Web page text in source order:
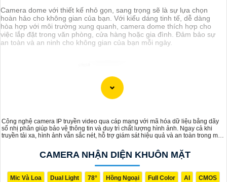
Camera dome với thiết kế nhỏ gọn, sang trọng sẽ là sự lựa chọn
hoàn hảo cho không gian của bạn. Với kiểu dáng tinh tế, dễ dàng
hòa hợp với môi trường xung quanh, camera dome thích hợp cho
việc lắp đặt trong văn phòng, cửa hàng hoặc gia đình. Đảm bảo sự
an toàn và an ninh cho không gian của bạn mỗi ngày.
Công nghệ camera IP truyền video qua cáp mạng với mã hóa dữ liệu bằng dãy
số nhị phân giúp bảo vệ thông tin và duy trì chất lượng hình ảnh. Ngay cả khi
truyền tải xa, hình ảnh vẫn sắc nét, hỗ trợ giám sát hiệu quả và an toàn trong mọi
CAMERA NHẬN DIỆN KHUÔN MẶT
Mic Và Loa Dual Light 78° Hồng Ngoại Full Color AI
CMOS